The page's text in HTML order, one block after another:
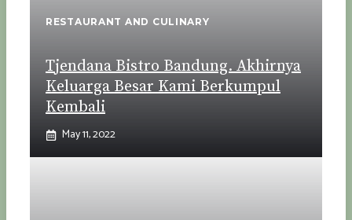
RESTAURANT AND CULINARY
Tjendana Bistro Bandung. Akhirnya
Keluarga Besar Kami Berkumpul
Kembali
May 11, 2022